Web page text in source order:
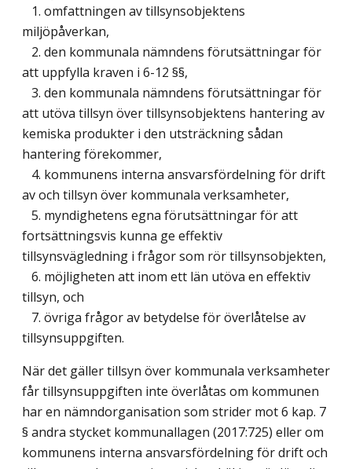
1. omfattningen av tillsynsobjektens
miljöpåverkan,
2. den kommunala nämndens förutsättningar för
att uppfylla kraven i 6-12 §§,
3. den kommunala nämndens förutsättningar för
att utöva tillsyn över tillsynsobjektens hantering av
kemiska produkter i den utsträckning sådan
hantering förekommer,
4. kommunens interna ansvarsfördelning för drift
av och tillsyn över kommunala verksamheter,
5. myndighetens egna förutsättningar för att
fortsättningsvis kunna ge effektiv
tillsynsvägledning i frågor som rör tillsynsobjekten,
6. möjligheten att inom ett län utöva en effektiv
tillsyn, och
7. övriga frågor av betydelse för överlåtelse av
tillsynsuppgiften.
När det gäller tillsyn över kommunala verksamheter
får tillsynsuppgiften inte överlåtas om kommunen
har en nämndorganisation som strider mot 6 kap. 7
§ andra stycket kommunallagen (2017:725) eller om
kommunens interna ansvarsfördelning för drift och